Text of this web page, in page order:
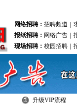
网络招聘： 招聘频道
报纸招聘： 网络广告｜
现场招聘： 校园招聘｜
升级VIP流程